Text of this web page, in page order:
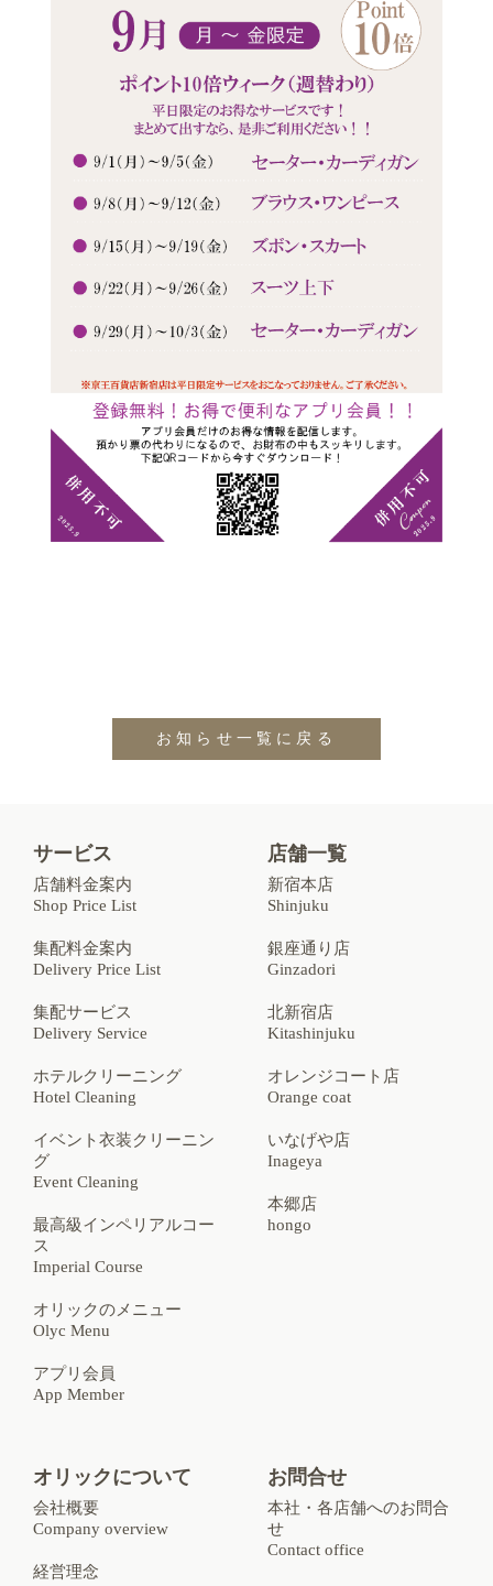
お知らせ一覧に戻る
サービス
店舗料金案内
Shop Price List
集配料金案内
Delivery Price List
集配サービス
Delivery Service
ホテルクリーニング
Hotel Cleaning
イベント衣装クリーニン
グ
Event Cleaning
最高級インペリアルコー
ス
Imperial Course
オリックのメニュー
Olyc Menu
アプリ会員
App Member
店舗一覧
新宿本店
Shinjuku
銀座通り店
Ginzadori
北新宿店
Kitashinjuku
オレンジコート店
Orange coat
いなげや店
Inageya
本郷店
hongo
オリックについて
会社概要
Company overview
経営理念
お問合せ
本社・各店舗へのお問合
せ
Contact office